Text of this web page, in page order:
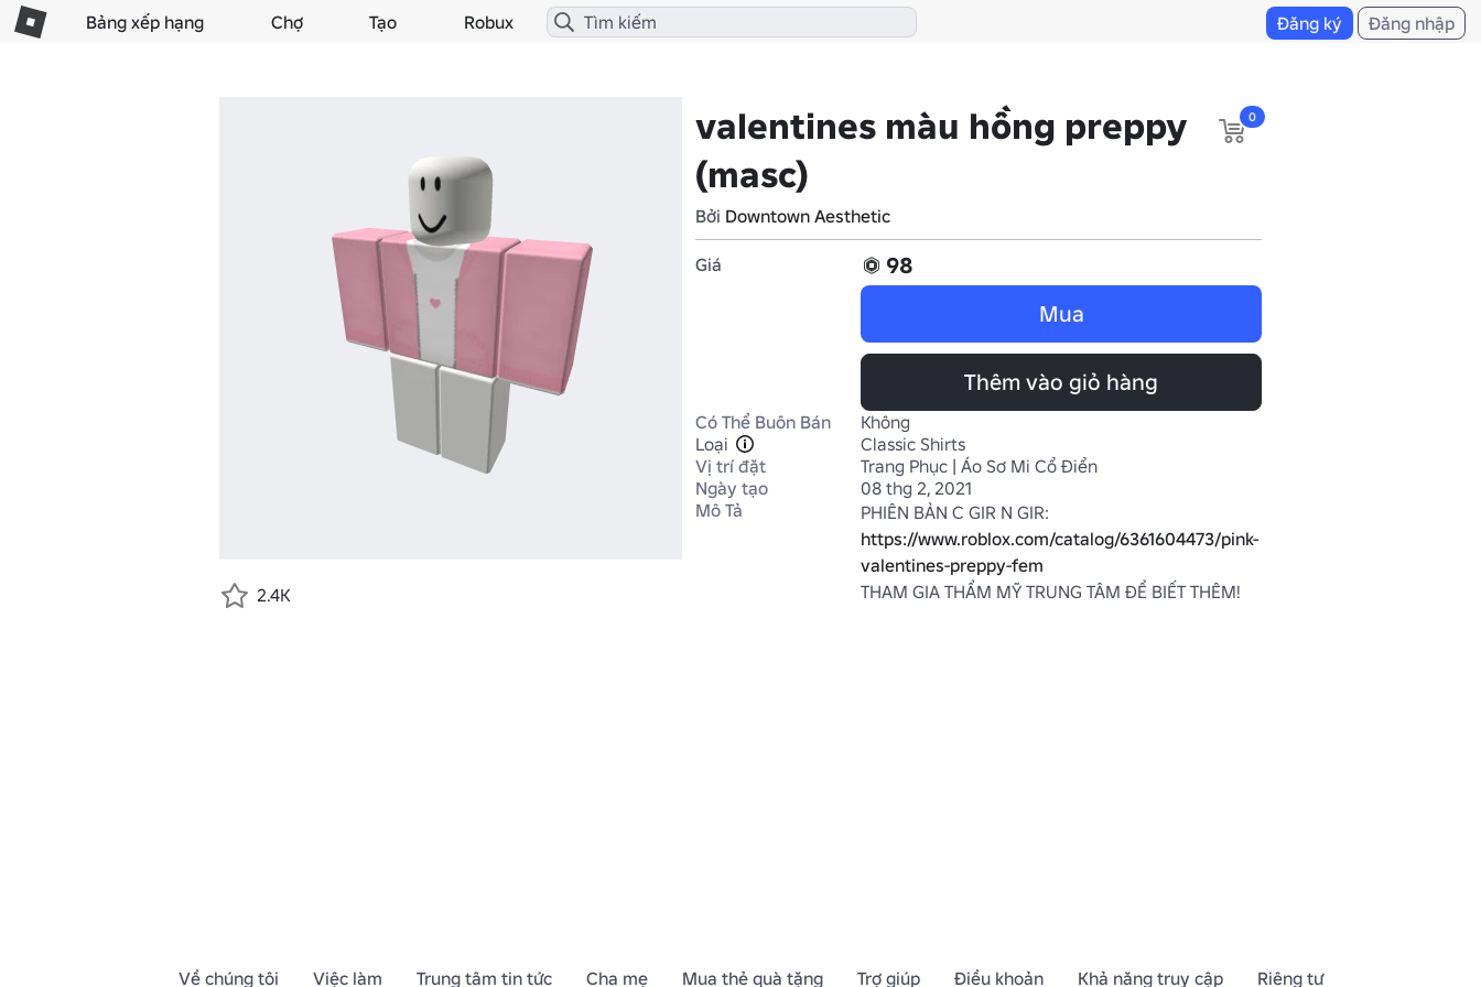
Bảng xếp hạng Chợ Tạo Robux Đăng ký Đăng nhập
valentines màu hồng preppy
(masc)
Bởi Downtown Aesthetic
0
Giá
98
Mua
Thêm vào giỏ hàng
Có Thể Buôn Bán
Không
Loại
Classic Shirts
Vị trí đặt
Trang Phục | Áo Sơ Mi Cổ Điển
Ngày tạo
08 thg 2, 2021
Mô Tả
https://www.roblox.com/catalog/6361604473/pink-
valentines-preppy-fem
THAM GIA THẨM MỸ TRUNG TÂM ĐỂ BIẾT THÊM!
2.4K
Về chúng tôi Việc làm Trung tâm tin tức Cha mẹ Mua thẻ quà tặng Trợ giúp Điều khoản Khả năng truy cập Riêng tư